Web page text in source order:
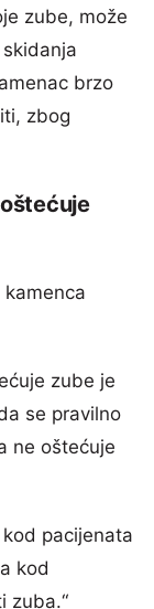
zube, može
brzo
zbog
zube je
se pravilno
ne oštećuje
pacijenata
kod
zuba.“